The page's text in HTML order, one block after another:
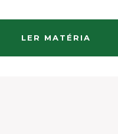
vista, privacidade
LER MATÉRIA